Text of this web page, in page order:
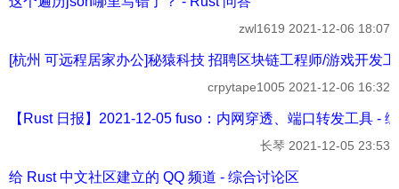
zwl1619 2021-12-06 18:07
[杭州 可远程居家办公]秘猿科技 招聘区块链工程师/游戏开发
crpytape1005 2021-12-06 16:32
【Rust 日报】2021-12-05 fuso：内网穿透、端口转发工具 -
长琴 2021-12-05 23:53
给 Rust 中文社区建立的 QQ 频道 - 综合讨论区